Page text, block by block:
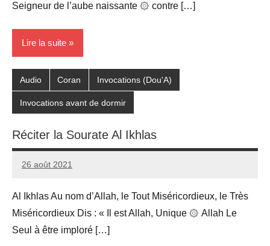
Seigneur de l’aube naissante ۞ contre […]
Lire la suite
Audio Coran Invocations (Dou'A)
Invocations avant de dormir
Réciter la Sourate Al Ikhlas
26 août 2021
prieres
Al Ikhlas Au nom d’Allah, le Tout Miséricordieux, le Très
Miséricordieux Dis : « Il est Allah, Unique ۞ Allah Le
Seul à être imploré […]